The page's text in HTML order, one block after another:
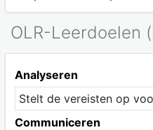
OLR-Leerdoelen
Analyseren
Stelt de vereisten op
Communiceren